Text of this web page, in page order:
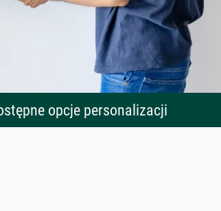
opcje personalizacji